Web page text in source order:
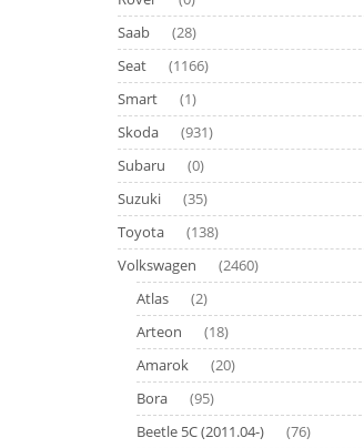
Saab (28)
Seat (1166)
Smart (1)
Skoda (931)
Subaru (0)
Suzuki (35)
Toyota (138)
Volkswagen (2460)
Atlas (2)
Arteon (18)
Amarok (20)
Bora (95)
Beetle 5C (2011.04-) (76)